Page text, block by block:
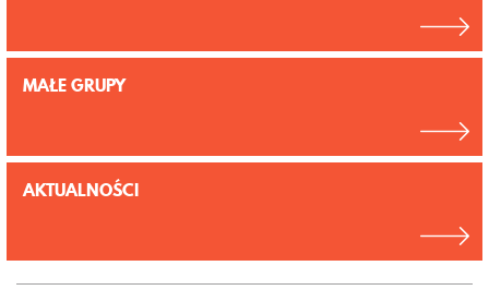
MAŁE GRUPY
AKTUALNOŚCI